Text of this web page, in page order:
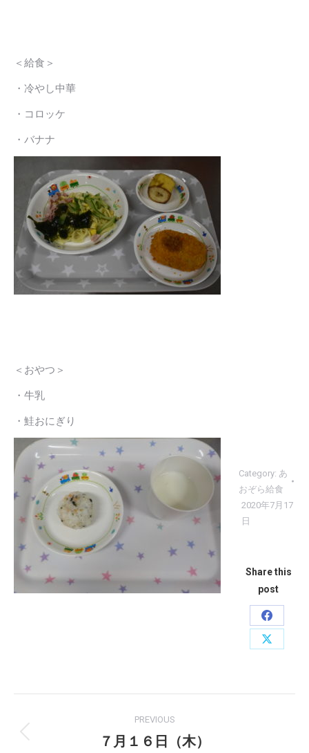
＜給食＞
・冷やし中華
・コロッケ
・バナナ
＜おやつ＞
・牛乳
・鮭おにぎり
Category: あ
おぞら給食
2020年7月17
日
Share this
post
Share
on
Share
navigation
PREVIOUS
Previous
７月１６日（木）